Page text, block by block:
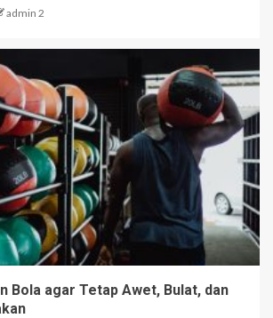
admin 2
Bola agar Tetap Awet, Bulat, dan